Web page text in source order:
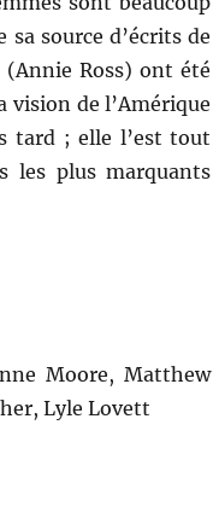
source d’écrits de
(Annie Ross) ont été
vision de l’Amérique
tard ; elle l’est tout
les plus marquants
Moore, Matthew
Lyle Lovett